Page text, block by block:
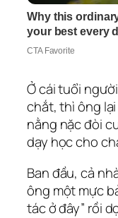
Ở cái tuổi
chắt, thì ông lại
nằng nặc đòi
dạy học cho
Ban đầu, cả
ông một mực
tác ở đây” rồi